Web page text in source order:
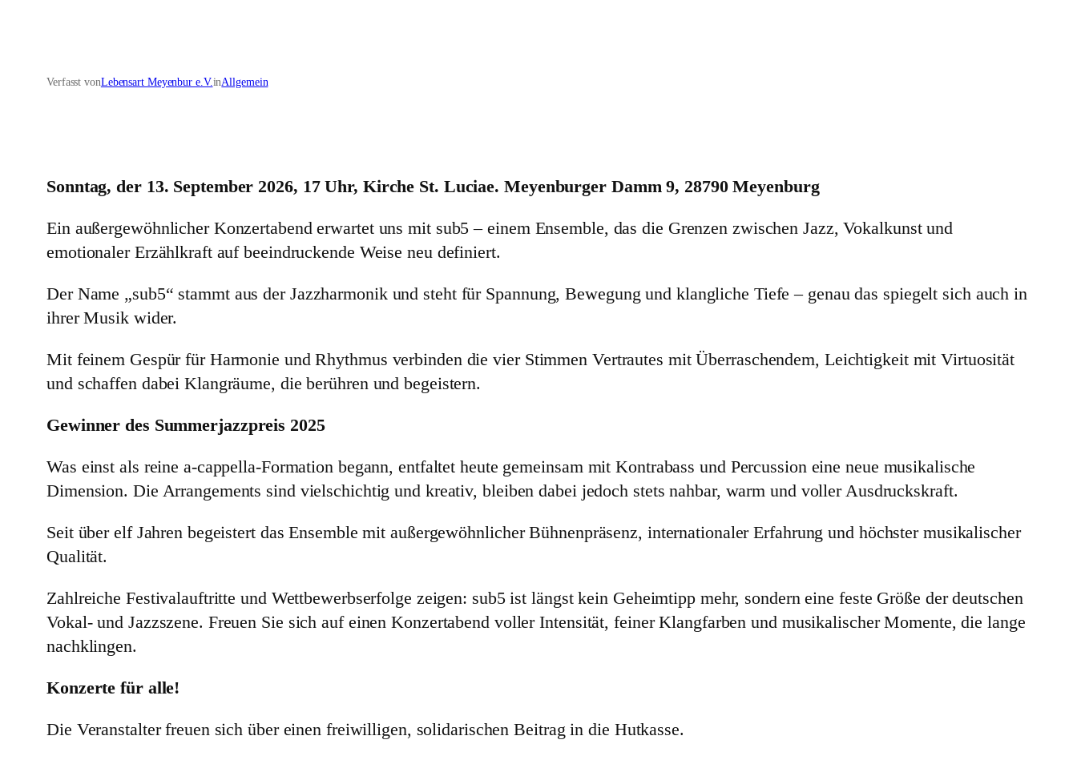
Verfasst vonLebensart Meyenbur e.V.inAllgemein
Sonntag, der 13. September 2026, 17 Uhr, Kirche St. Luciae. Meyenburger Damm 9, 28790 Meyenburg
Ein außergewöhnlicher Konzertabend erwartet uns mit sub5 – einem Ensemble, das die Grenzen zwischen Jazz, Vokalkunst und
emotionaler Erzählkraft auf beeindruckende Weise neu definiert.
Der Name „sub5“ stammt aus der Jazzharmonik und steht für Spannung, Bewegung und klangliche Tiefe – genau das spiegelt sich auch in
ihrer Musik wider.
Mit feinem Gespür für Harmonie und Rhythmus verbinden die vier Stimmen Vertrautes mit Überraschendem, Leichtigkeit mit Virtuosität
und schaffen dabei Klangräume, die berühren und begeistern.
Gewinner des Summerjazzpreis 2025
Was einst als reine a-cappella-Formation begann, entfaltet heute gemeinsam mit Kontrabass und Percussion eine neue musikalische
Dimension. Die Arrangements sind vielschichtig und kreativ, bleiben dabei jedoch stets nahbar, warm und voller Ausdruckskraft.
Seit über elf Jahren begeistert das Ensemble mit außergewöhnlicher Bühnenpräsenz, internationaler Erfahrung und höchster musikalischer
Qualität.
Zahlreiche Festivalauftritte und Wettbewerbserfolge zeigen: sub5 ist längst kein Geheimtipp mehr, sondern eine feste Größe der deutschen
Vokal- und Jazzszene. Freuen Sie sich auf einen Konzertabend voller Intensität, feiner Klangfarben und musikalischer Momente, die lange
nachklingen.
Konzerte für alle!
Die Veranstalter freuen sich über einen freiwilligen, solidarischen Beitrag in die Hutkasse.